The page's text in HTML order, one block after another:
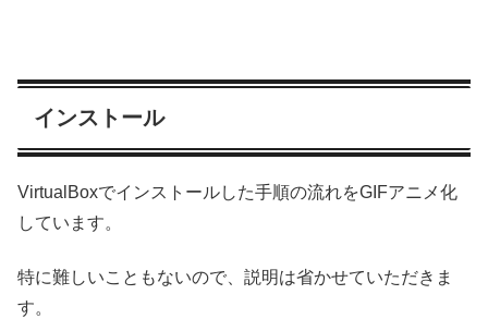
インストール
VirtualBoxでインストールした手順の流れをGIFアニメ化
しています。
特に難しいこともないので、説明は省かせていただきま
す。